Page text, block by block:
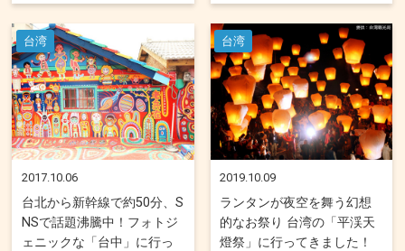
台湾
2017.10.06
台北から新幹線で約50分、S
NSで話題沸騰中！フォトジ
ェニックな「台中」に行っ
台湾
2019.10.09
ランタンが夜空を舞う幻想
的なお祭り 台湾の「平渓天
燈祭」に行ってきました！